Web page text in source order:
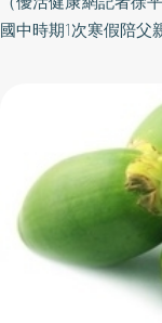
國中時期1次寒假陪父
檳榔的習慣，直到
掉嚼食檳榔。第1口
與高中職生的嚼檳榔
自家人及長輩，約
職生首次嚼檳榔來
長輩約佔26.3％，
關鍵因素。嚼檳榔
布的第1類致癌物，
發現檳榔的主成分